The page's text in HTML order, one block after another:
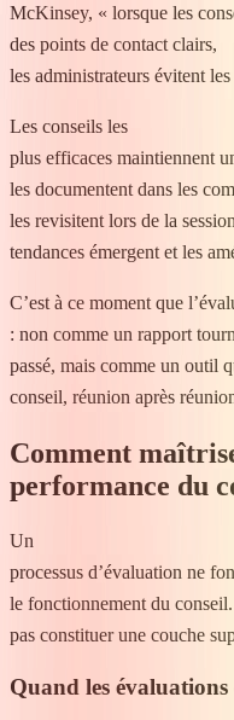
McKinsey, « lorsque les
des points de contact clairs,
les administrateurs évitent
Les conseils les
plus efficaces maintiennent
les documentent dans les
les revisitent lors de la
tendances émergent et les
C’est à ce moment que
: non comme un rapport
passé, mais comme un outil
conseil, réunion après
Comment
performance du
Un
processus d’évaluation ne
le fonctionnement du
pas constituer une couche
Quand les